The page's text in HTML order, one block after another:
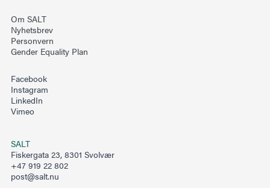
Om SALT
Nyhetsbrev
Personvern
Gender Equality Plan
Facebook
Instagram
LinkedIn
Vimeo
SALT
Fiskergata 23, 8301 Svolvær
+47 919 22 802
post@salt.nu